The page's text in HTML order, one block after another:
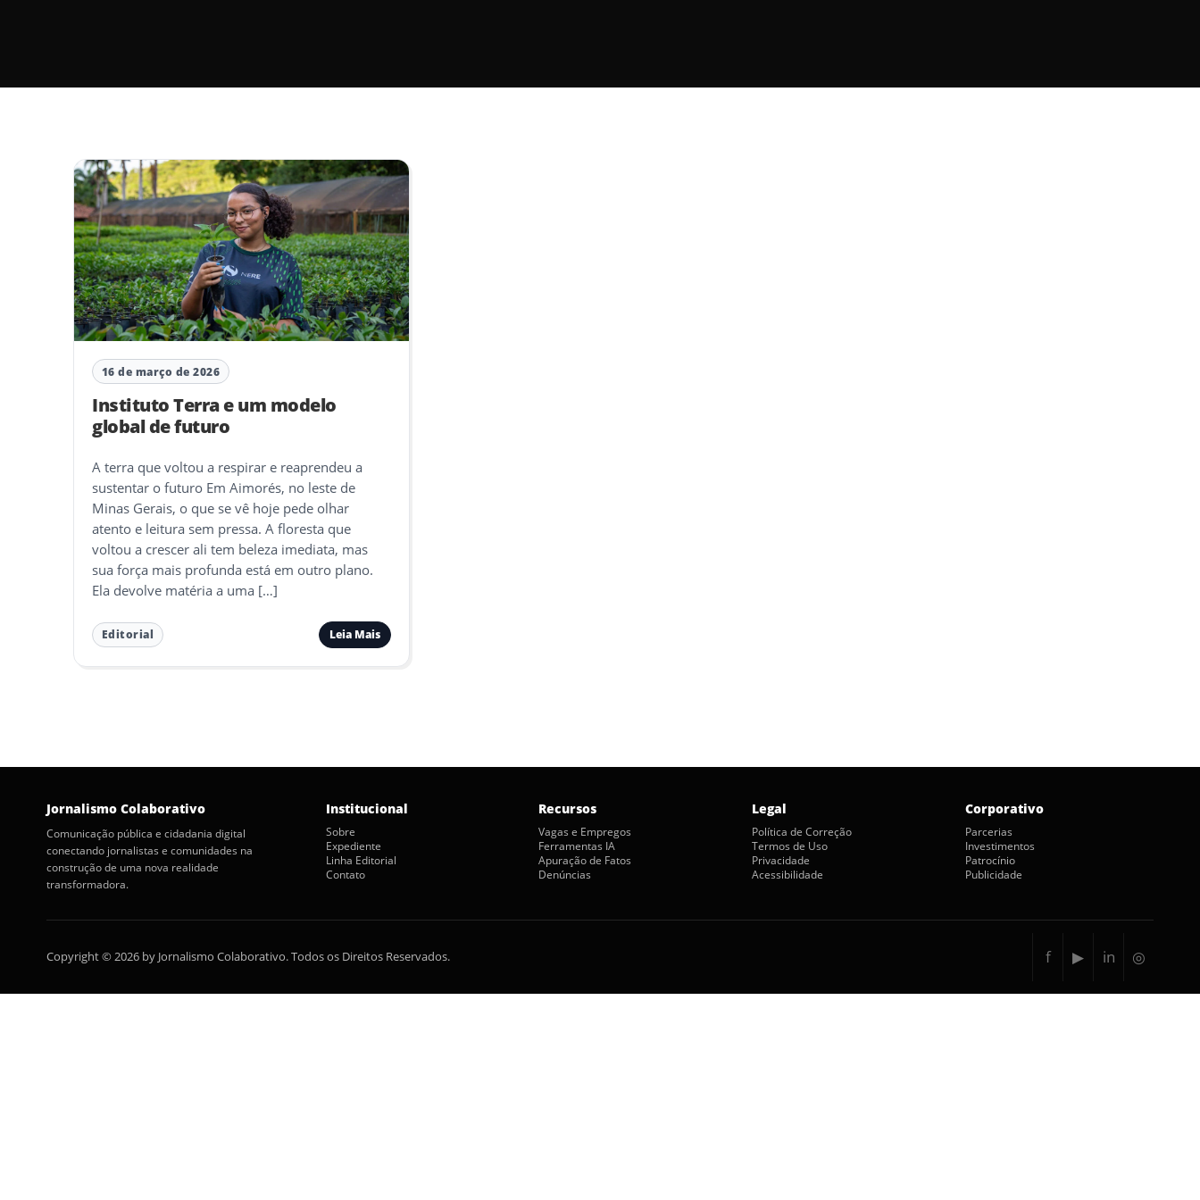
16 de março de 2026
Instituto Terra e um modelo
global de futuro
A terra que voltou a respirar e reaprendeu a
sustentar o futuro Em Aimorés, no leste de
Minas Gerais, o que se vê hoje pede olhar
atento e leitura sem pressa. A floresta que
voltou a crescer ali tem beleza imediata, mas
sua força mais profunda está em outro plano.
Ela devolve matéria a uma […]
Editorial Leia Mais
Jornalismo Colaborativo
Comunicação pública e cidadania digital
conectando jornalistas e comunidades na
construção de uma nova realidade
transformadora.
Institucional
Sobre
Expediente
Linha Editorial
Contato
Recursos
Vagas e Empregos
Ferramentas IA
Apuração de Fatos
Denúncias
Legal
Política de Correção
Termos de Uso
Privacidade
Acessibilidade
Corporativo
Parcerias
Investimentos
Patrocínio
Publicidade
Copyright © 2026 by Jornalismo Colaborativo. Todos os Direitos Reservados. f ▶ in ◎